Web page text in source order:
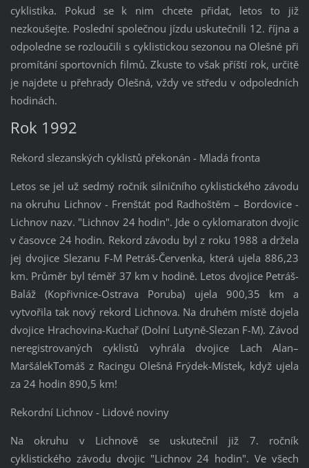
cyklistika. Pokud se k nim chcete přidat, letos to již
nezkoušejte. Poslední společnou jízdu uskutečnili 12. října a
odpoledne se rozloučili s cyklistickou sezonou na Olešné při
promítání sportovních filmů. Zkuste to však příští rok, určitě
je najdete u přehrady Olešná, vždy ve středu v odpoledních
hodinách.
Rok 1992
Rekord slezanských cyklistů překonán - Mladá fronta
Letos se jel už sedmý ročník silničního cyklistického závodu
na okruhu Lichnov - Frenštát pod Radhoštěm – Bordovice -
Lichnov nazv. "Lichnov 24 hodin". Jde o cyklomaraton dvojic
v časovce 24 hodin. Rekord závodu byl z roku 1988 a držela
jej dvojice Slezanu F-M Petráš-Červenka, která ujela 886,23
km. Průměr byl téměř 37 km v hodině. Letos dvojice Petráš-
Baláž (Kopřivnice-Ostrava Poruba) ujela 900,35 km a
vytvořila tak nový rekord Lichnova. Na druhém místě dojela
dvojice Hrachovina-Kuchař (Dolní Lutyně-Slezan F-M). Závod
neregistrovaných cyklistů vyhrála dvojice Lach Alan–
MaršálekTomáš z Racingu Olešná Frýdek-Místek, když ujela
za 24 hodin 890,5 km!
Rekordní Lichnov - Lidové noviny
Na okruhu v Lichnově se uskutečnil již 7. ročník
cyklistického závodu dvojic "Lichnov 24 hodin". Ve všech